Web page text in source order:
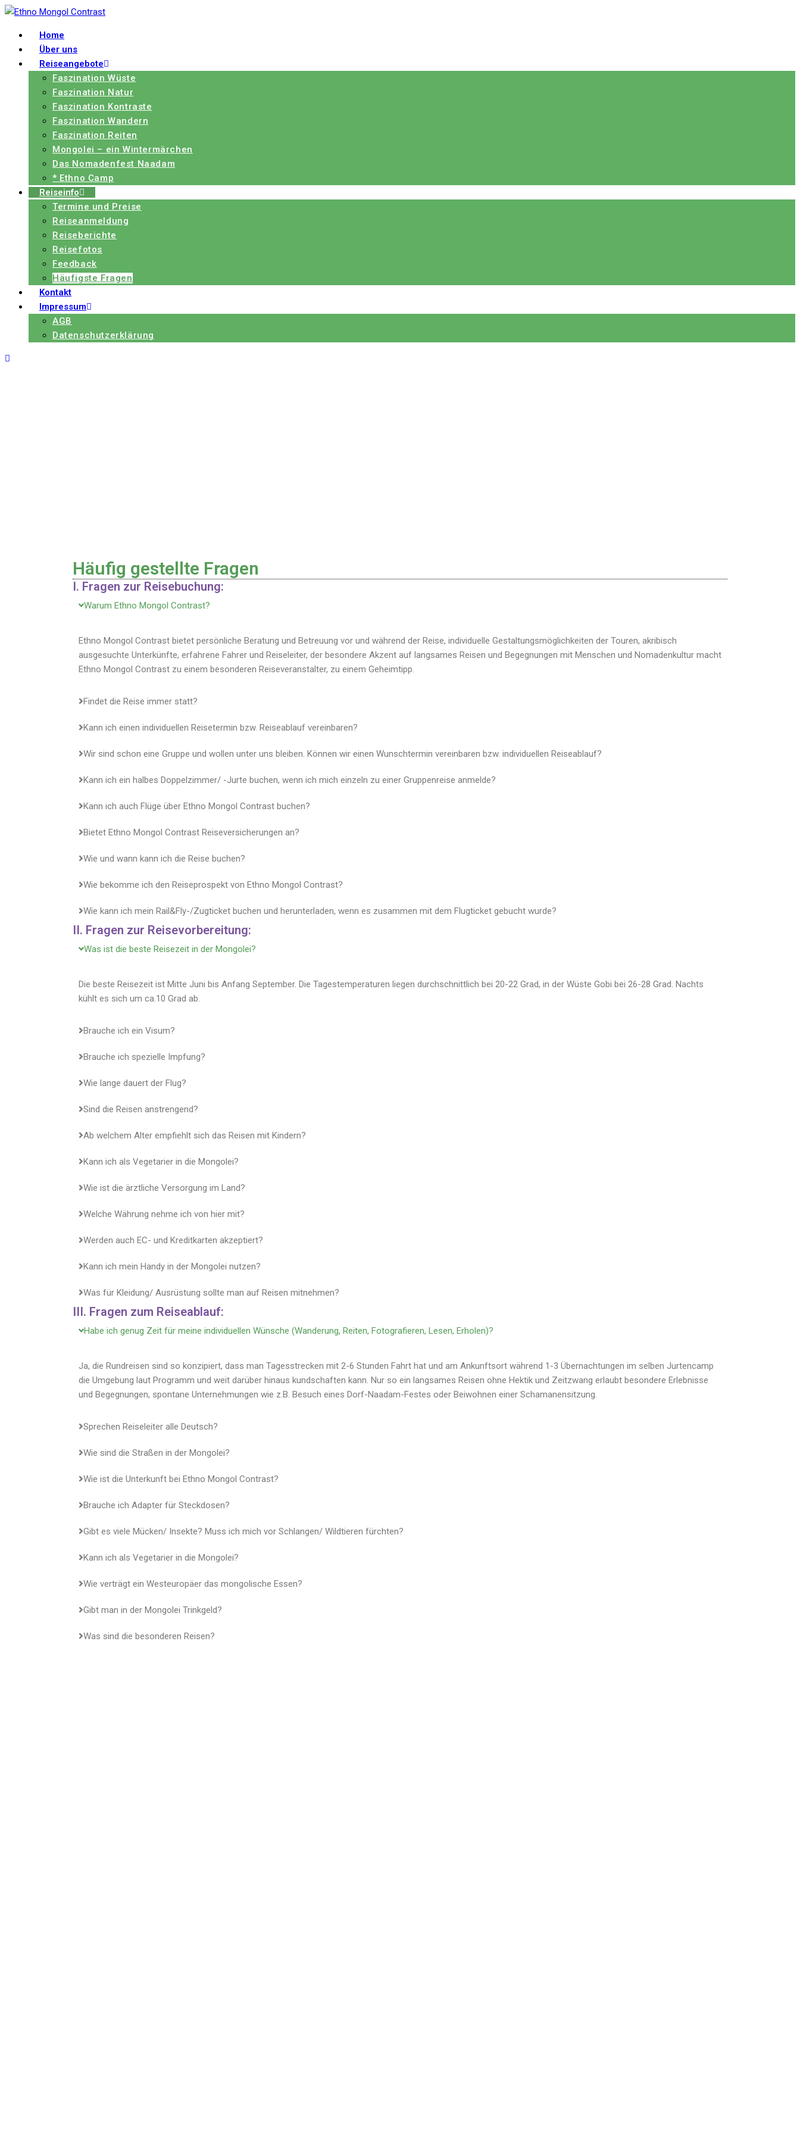
Home
Über uns
Reiseangebote
Faszination Wüste
Faszination Natur
Faszination Kontraste
Faszination Wandern
Faszination Reiten
Mongolei – ein Wintermärchen
Das Nomadenfest Naadam
* Ethno Camp
Reiseinfo
Termine und Preise
Reiseanmeldung
Reiseberichte
Reisefotos
Feedback
Häufigste Fragen
Kontakt
Impressum
AGB
Datenschutzerklärung
Häufig gestellte Fragen
I. Fragen zur Reisebuchung:
Warum Ethno Mongol Contrast?
Ethno Mongol Contrast bietet persönliche Beratung und Betreuung vor und während der Reise, individuelle Gestaltungsmöglichkeiten der Touren, akribisch
ausgesuchte Unterkünfte, erfahrene Fahrer und Reiseleiter, der besondere Akzent auf langsames Reisen und Begegnungen mit Menschen und Nomadenkultur macht
Ethno Mongol Contrast zu einem besonderen Reiseveranstalter, zu einem Geheimtipp.
Findet die Reise immer statt?
Kann ich einen individuellen Reisetermin bzw. Reiseablauf vereinbaren?
Wir sind schon eine Gruppe und wollen unter uns bleiben. Können wir einen Wunschtermin vereinbaren bzw. individuellen Reiseablauf?
Kann ich ein halbes Doppelzimmer/ -Jurte buchen, wenn ich mich einzeln zu einer Gruppenreise anmelde?
Kann ich auch Flüge über Ethno Mongol Contrast buchen?
Bietet Ethno Mongol Contrast Reiseversicherungen an?
Wie und wann kann ich die Reise buchen?
Wie bekomme ich den Reiseprospekt von Ethno Mongol Contrast?
Wie kann ich mein Rail&Fly-/Zugticket buchen und herunterladen, wenn es zusammen mit dem Flugticket gebucht wurde?
II. Fragen zur Reisevorbereitung:
Was ist die beste Reisezeit in der Mongolei?
Die beste Reisezeit ist Mitte Juni bis Anfang September. Die Tagestemperaturen liegen durchschnittlich bei 20-22 Grad, in der Wüste Gobi bei 26-28 Grad. Nachts
kühlt es sich um ca.10 Grad ab.
Brauche ich ein Visum?
Brauche ich spezielle Impfung?
Wie lange dauert der Flug?
Sind die Reisen anstrengend?
Ab welchem Alter empfiehlt sich das Reisen mit Kindern?
Kann ich als Vegetarier in die Mongolei?
Wie ist die ärztliche Versorgung im Land?
Welche Währung nehme ich von hier mit?
Werden auch EC- und Kreditkarten akzeptiert?
Kann ich mein Handy in der Mongolei nutzen?
Was für Kleidung/ Ausrüstung sollte man auf Reisen mitnehmen?
III. Fragen zum Reiseablauf:
Habe ich genug Zeit für meine individuellen Wünsche (Wanderung, Reiten, Fotografieren, Lesen, Erholen)?
Ja, die Rundreisen sind so konzipiert, dass man Tagesstrecken mit 2-6 Stunden Fahrt hat und am Ankunftsort während 1-3 Übernachtungen im selben Jurtencamp
die Umgebung laut Programm und weit darüber hinaus kundschaften kann. Nur so ein langsames Reisen ohne Hektik und Zeitzwang erlaubt besondere Erlebnisse
und Begegnungen, spontane Unternehmungen wie z.B. Besuch eines Dorf-Naadam-Festes oder Beiwohnen einer Schamanensitzung.
Sprechen Reiseleiter alle Deutsch?
Wie sind die Straßen in der Mongolei?
Wie ist die Unterkunft bei Ethno Mongol Contrast?
Brauche ich Adapter für Steckdosen?
Gibt es viele Mücken/ Insekte? Muss ich mich vor Schlangen/ Wildtieren fürchten?
Kann ich als Vegetarier in die Mongolei?
Wie verträgt ein Westeuropäer das mongolische Essen?
Gibt man in der Mongolei Trinkgeld?
Was sind die besonderen Reisen?